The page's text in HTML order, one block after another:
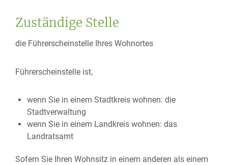
Zuständige Stelle
die Führerscheinstelle Ihres Wohnortes
Führerscheinstelle ist,
wenn Sie in einem Stadtkreis wohnen: die
Stadtverwaltung
wenn Sie in einem Landkreis wohnen: das
Landratsamt
Sofern Sie Ihren Wohnsitz in einem anderen als einem